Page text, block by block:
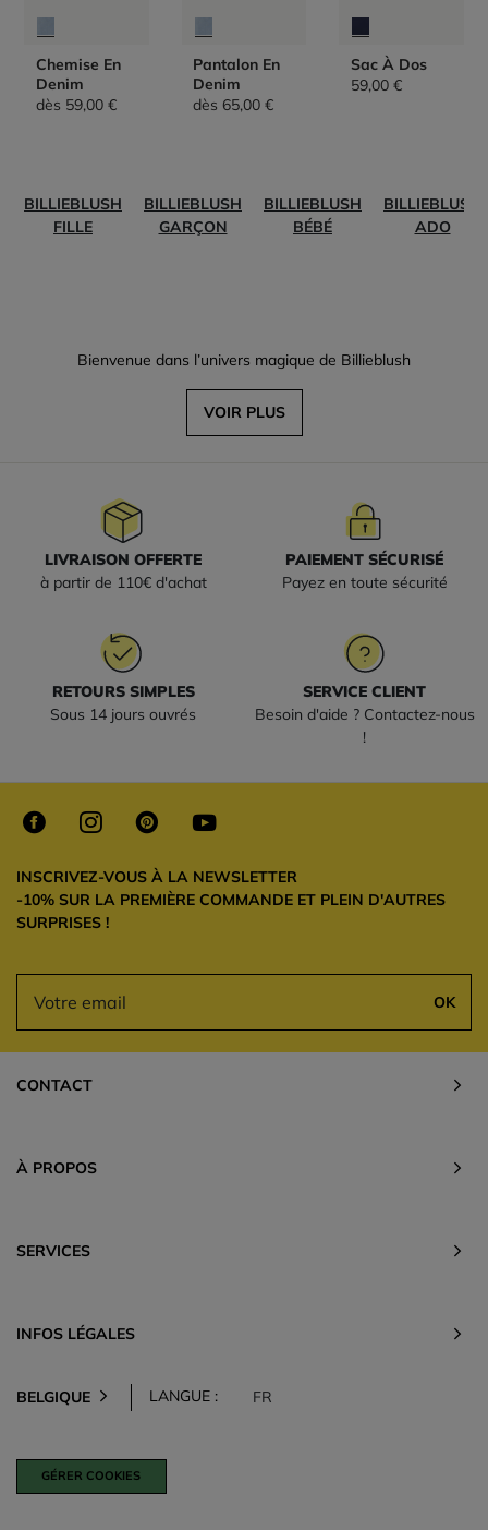
Chemise En
Denim
dès 59,00 €
Pantalon En
Denim
dès 65,00 €
Sac À Dos
59,00 €
BILLIEBLUSH
FILLE
BILLIEBLUSH
GARÇON
BILLIEBLUSH
BÉBÉ
BILLIEBLUSH
ADO
Bienvenue dans l’univers magique de Billieblush
VOIR PLUS
LIVRAISON OFFERTE
à partir de 110€ d'achat
PAIEMENT SÉCURISÉ
Payez en toute sécurité
RETOURS SIMPLES
Sous 14 jours ouvrés
SERVICE CLIENT
Besoin d'aide ? Contactez-nous
!
INSCRIVEZ-VOUS À LA NEWSLETTER
-10% SUR LA PREMIÈRE COMMANDE ET PLEIN D'AUTRES
SURPRISES !
OK
CONTACT
À PROPOS
SERVICES
INFOS LÉGALES
BELGIQUE LANGUE : FR
GÉRER COOKIES